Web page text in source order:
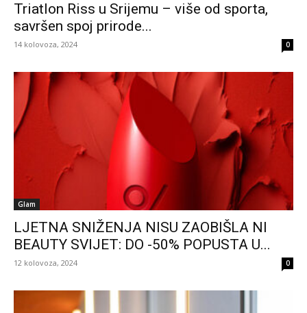
Triatlon Riss u Srijemu – više od sporta,
savršen spoj prirode...
14 kolovoza, 2024 0
Glam
LJETNA SNIŽENJA NISU ZAOBIŠLA NI
BEAUTY SVIJET: DO -50% POPUSTA U...
12 kolovoza, 2024 0